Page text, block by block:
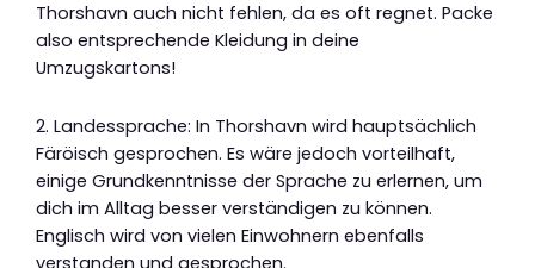
Thorshavn auch nicht fehlen, da es oft regnet. Packe
also entsprechende Kleidung in deine
Umzugskartons!
2. Landessprache: In Thorshavn wird hauptsächlich
Färöisch gesprochen. Es wäre jedoch vorteilhaft,
einige Grundkenntnisse der Sprache zu erlernen, um
dich im Alltag besser verständigen zu können.
Englisch wird von vielen Einwohnern ebenfalls
verstanden und gesprochen.